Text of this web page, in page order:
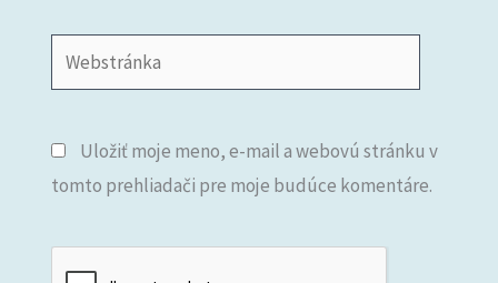
Webstránka
Uložiť moje meno, e-mail a webovú stránku v
tomto prehliadači pre moje budúce komentáre.